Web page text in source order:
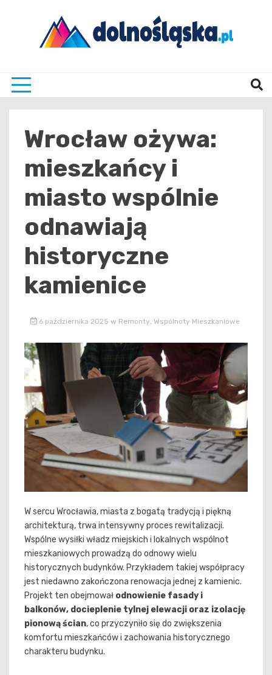
Wrocław ożywa:
mieszkańcy i
miasto wspólnie
odnawiają
historyczne
kamienice
6 października 2025 w Remonty Wspólnoty Mieszkaniowe
W sercu Wrocławia, miasta z bogatą tradycją i piękną
architekturą, trwa intensywny proces rewitalizacji.
Wspólne wysiłki władz miejskich i lokalnych wspólnot
mieszkaniowych prowadzą do odnowy wielu
historycznych budynków. Przykładem takiej współpracy
jest niedawno zakończona renowacja jednej z kamienic.
Projekt ten obejmował odnowienie fasady i
balkonów, docieplenie tylnej elewacji oraz izolację
pionową ścian, co przyczyniło się do zwiększenia
komfortu mieszkańców i zachowania historycznego
charakteru budynku.